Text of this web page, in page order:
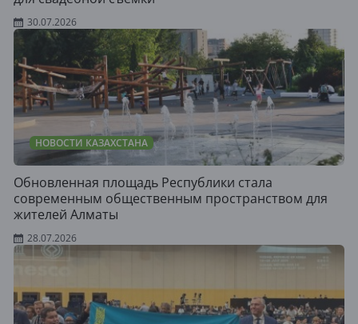
30.07.2026
НОВОСТИ КАЗАХСТАНА
Обновленная площадь Республики стала
современным общественным пространством для
жителей Алматы
28.07.2026